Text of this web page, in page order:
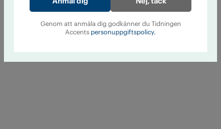
Genom att anmäla dig godkänner du Tidningen
Accents personuppgiftspolicy.